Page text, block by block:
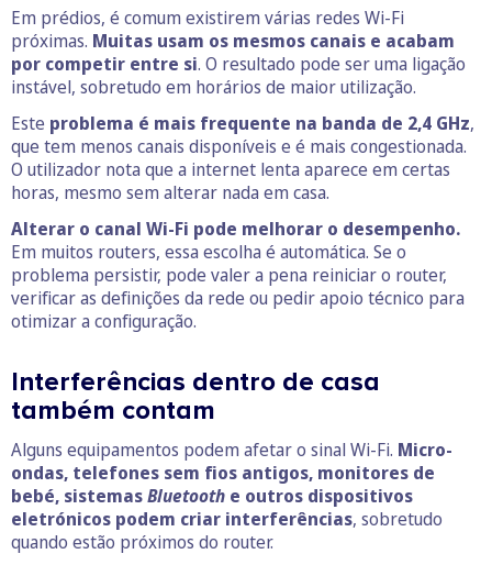
Em prédios, é comum existirem várias redes Wi-Fi
próximas. Muitas usam os mesmos canais e acabam
por competir entre si. O resultado pode ser uma ligação
instável, sobretudo em horários de maior utilização.
Este problema é mais frequente na banda de 2,4 GHz,
que tem menos canais disponíveis e é mais congestionada.
O utilizador nota que a internet lenta aparece em certas
horas, mesmo sem alterar nada em casa.
Alterar o canal Wi-Fi pode melhorar o desempenho.
Em muitos routers, essa escolha é automática. Se o
problema persistir, pode valer a pena reiniciar o router,
verificar as definições da rede ou pedir apoio técnico para
otimizar a configuração.
Interferências dentro de casa
também contam
Alguns equipamentos podem afetar o sinal Wi-Fi. Micro-
ondas, telefones sem fios antigos, monitores de
bebé, sistemasBluetooth e outros dispositivos
eletrónicos podem criar interferências, sobretudo
quando estão próximos do router.